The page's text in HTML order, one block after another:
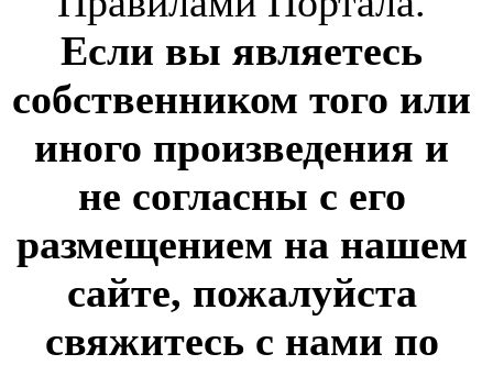
Если вы являетесь
собственником того или
иного произведения и
не согласны с его
размещением на нашем
сайте, пожалуйста
свяжитесь с нами по